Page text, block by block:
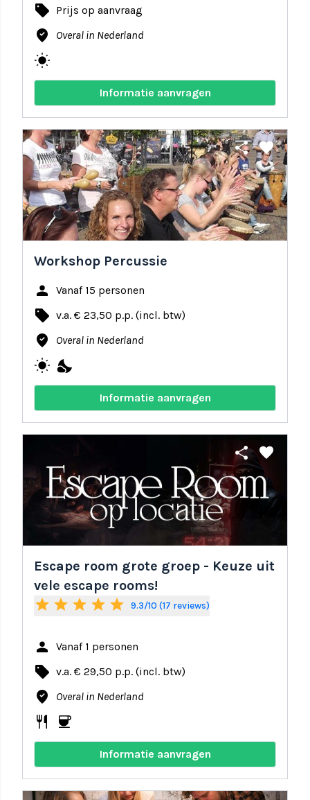
local_offer Prijs op aanvraag
where_to_vote Overal in Nederland
wb_sunny
Informatie aanvragen
share favorite
Workshop Percussie
person Vanaf 15 personen
local_offer v.a. € 23,50 p.p. (incl. btw)
where_to_vote Overal in Nederland
wb_sunny nights_stay
Informatie aanvragen
share favorite
Escape room grote groep - Keuze uit
vele escape rooms!
star star star star star 9.3/10 (17 reviews)
person Vanaf 1 personen
local_offer v.a. € 29,50 p.p. (incl. btw)
where_to_vote Overal in Nederland
restaurant coffee
Informatie aanvragen